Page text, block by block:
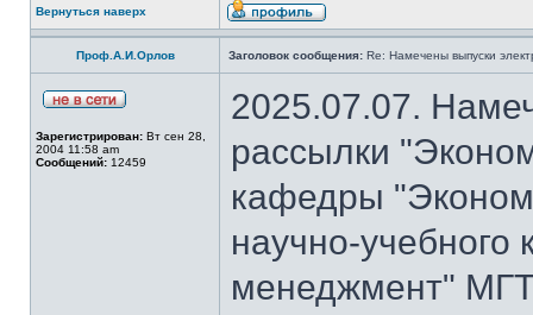
Вернуться наверх
Проф.А.И.Орлов Заголовок сообщения: Re: Намечены выпуски
Зарегистрирован: Вт сен 28,
2004 11:58 am
Сообщений: 12459
2025.07.07.
рассылки
кафедры
научно-
менеджмент"